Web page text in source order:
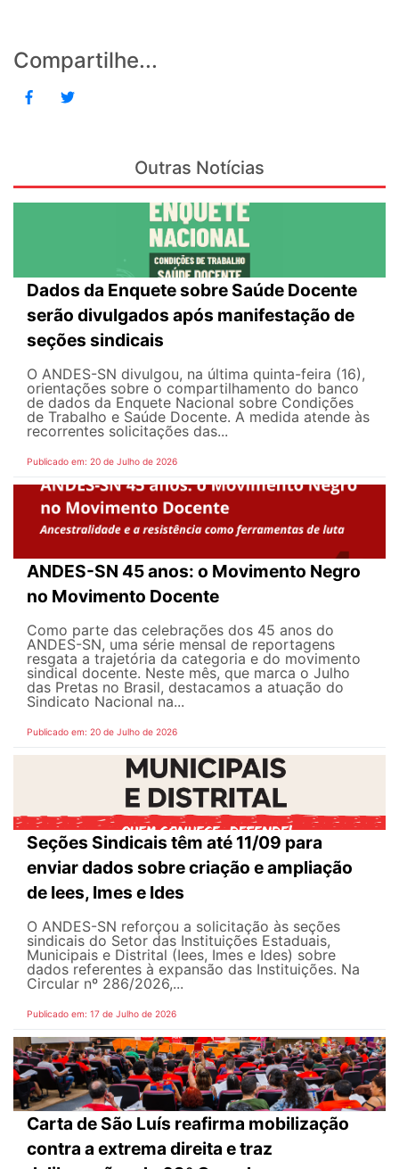
Compartilhe...
Outras Notícias
Dados da Enquete sobre Saúde Docente
serão divulgados após manifestação de
seções sindicais
O ANDES-SN divulgou, na última quinta-feira (16),
orientações sobre o compartilhamento do banco
de dados da Enquete Nacional sobre Condições
de Trabalho e Saúde Docente. A medida atende às
recorrentes solicitações das...
Publicado em: 20 de Julho de 2026
ANDES-SN 45 anos: o Movimento Negro
no Movimento Docente
Como parte das celebrações dos 45 anos do
ANDES-SN, uma série mensal de reportagens
resgata a trajetória da categoria e do movimento
sindical docente. Neste mês, que marca o Julho
das Pretas no Brasil, destacamos a atuação do
Sindicato Nacional na...
Publicado em: 20 de Julho de 2026
Seções Sindicais têm até 11/09 para
enviar dados sobre criação e ampliação
de Iees, Imes e Ides
O ANDES-SN reforçou a solicitação às seções
sindicais do Setor das Instituições Estaduais,
Municipais e Distrital (Iees, Imes e Ides) sobre
dados referentes à expansão das Instituições. Na
Circular nº 286/2026,...
Publicado em: 17 de Julho de 2026
Carta de São Luís reafirma mobilização
contra a extrema direita e traz